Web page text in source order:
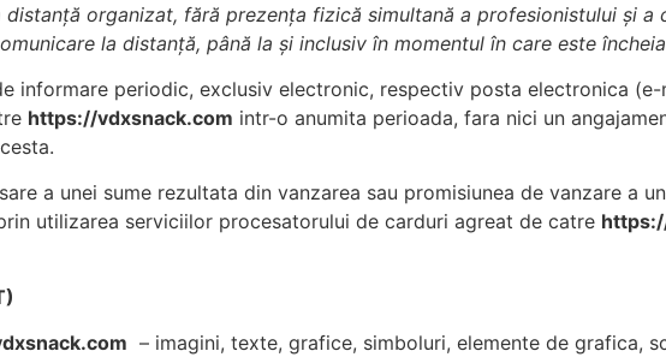
organizat, fără prezenţa fizică simultană a profesionistului şi a
la distanţă, până la şi inclusiv în momentul în care este
informare periodic, exclusiv electronic, respectiv posta electronica
https://vdxsnack.com intr-o anumita perioada, fara nici un
a unei sume rezultata din vanzarea sau promisiunea de vanzare a
utilizarea serviciilor procesatorului de carduri agreat de catre
– imagini, texte, grafice, simboluri, elemente de grafica,